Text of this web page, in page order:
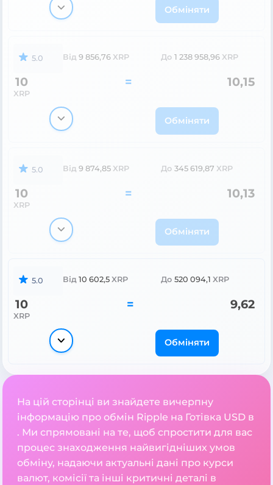
Обміняти
5.0 Від 9 856,76 XRP До 1 238 958,96 XRP
10
XRP
= 10,15
Обміняти
5.0 Від 9 874,85 XRP До 345 619,87 XRP
10
XRP
= 10,13
Обміняти
5.0 Від 10 602,5 XRP До 520 094,1 XRP
10
XRP
= 9,62
Обміняти
На цій сторінці ви знайдете вичерпну
інформацію про обмін Ripple на Готівка USD в
. Ми спрямовані на те, щоб спростити для вас
процес знаходження найвигідніших умов
обміну, надаючи актуальні дані про курси
валют, комісії та інші критичні деталі в